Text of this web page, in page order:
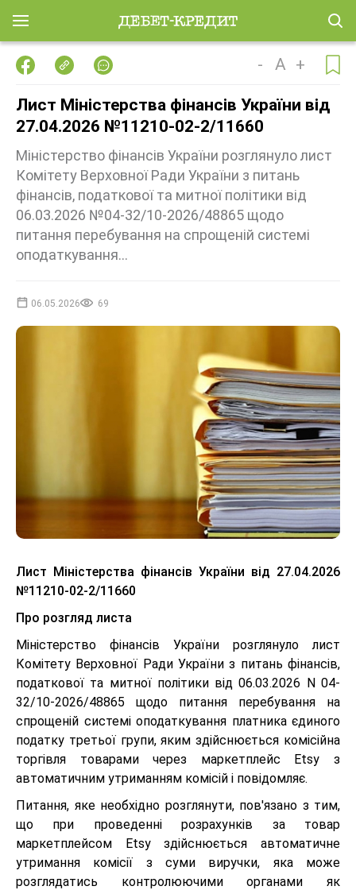
- A +
Лист Міністерства фінансів України від
27.04.2026 №11210-02-2/11660
Міністерство фінансів України розглянуло лист
Комітету Верховної Ради України з питань
фінансів, податкової та митної політики від
06.03.2026 №04-32/10-2026/48865 щодо
питання перебування на спрощеній системі
оподаткування...
06.05.2026 69
Лист Міністерства фінансів України від 27.04.2026
№11210-02-2/11660
Про розгляд листа
Міністерство фінансів України розглянуло лист
Комітету Верховної Ради України з питань фінансів,
податкової та митної політики від 06.03.2026 N 04-
32/10-2026/48865 щодо питання перебування на
спрощеній системі оподаткування платника єдиного
податку третьої групи, яким здійснюється комісійна
торгівля товарами через маркетплейс Etsy з
автоматичним утриманням комісій і повідомляє.
Питання, яке необхідно розглянути, пов'язано з тим,
що при проведенні розрахунків за товар
маркетплейсом Etsy здійснюється автоматичне
утримання комісії з суми виручки, яка може
розглядатись контролюючими органами як